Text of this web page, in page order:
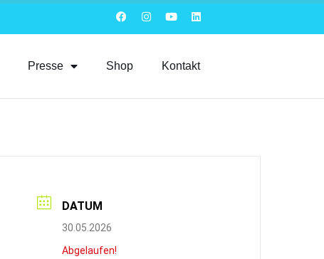
Presse Shop Kontakt
DATUM
30.05.2026
Abgelaufen!